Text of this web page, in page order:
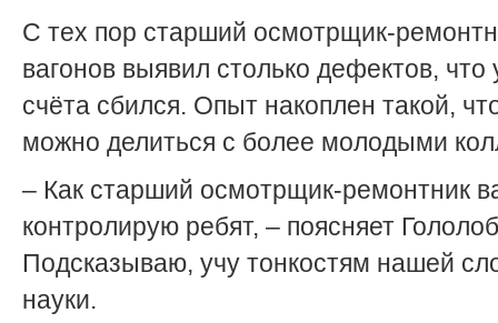
С тех пор старший осмотрщик-
вагонов выявил столько дефектов, что
счёта сбился. Опыт накоплен такой,
можно делиться с более молодыми
– Как старший осмотрщик-ремонтник
контролирую ребят, – поясняет
Подсказываю, учу тонкостям нашей
науки.